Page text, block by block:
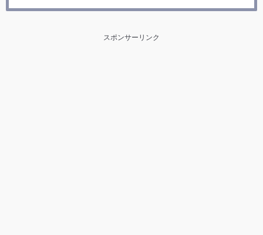
スポンサーリンク